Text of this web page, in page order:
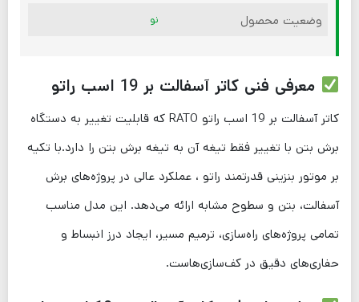
وضعیت محصول نو
معرفی فنی کاتر آسفالت بر 19 اسب راتو
کاتر آسفالت بر 19 اسب راتو RATO که قابلیت تغییر به دستگاه
برش بتن با تغییر فقط تیغه آن به تیغه برش بتن را دارد.با تکیه
بر موتور بنزینی قدرتمند راتو ، عملکرد عالی در پروژه‌های برش
آسفالت، بتن و سطوح مشابه ارائه می‌دهد. این مدل مناسب
تمامی پروژه‌های راه‌سازی، ترمیم مسیر، ایجاد درز انبساط و
حفاری‌های دقیق در کف‌سازی‌هاست.